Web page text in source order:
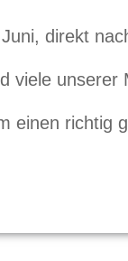
direkt
viele unserer
einen richtig